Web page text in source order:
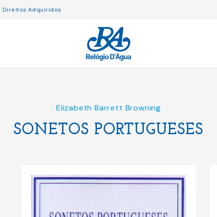
Direitos Adquiridos
Elizabeth Barrett Browning
SONETOS PORTUGUESES